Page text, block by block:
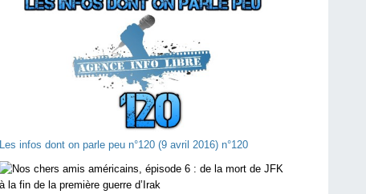
Les infos dont on parle peu n°120 (9 avril 2016) n°120